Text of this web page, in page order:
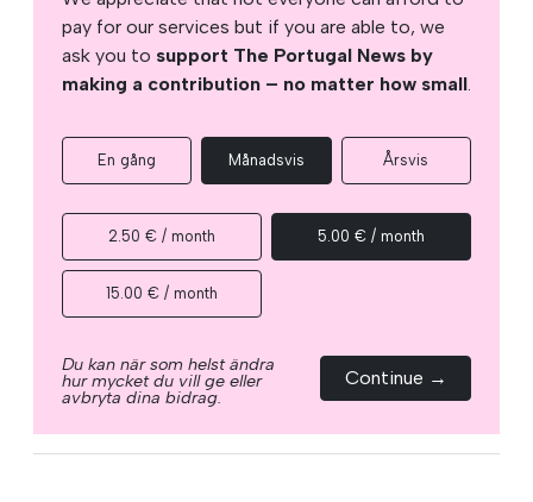
pay for our services but if you are able to, we
ask you to support The Portugal News by
making a contribution – no matter how small.
En gång Månadsvis Årsvis
2.50 € / month 5.00 € / month
15.00 € / month
Du kan när som helst ändra
hur mycket du vill ge eller
avbryta dina bidrag.
Continue →